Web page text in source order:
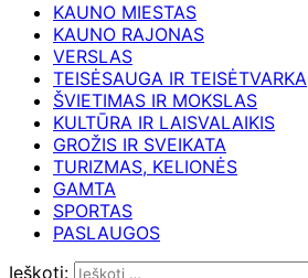
KAUNO MIESTAS
KAUNO RAJONAS
VERSLAS
TEISĖSAUGA IR TEISĖTVARKA
ŠVIETIMAS IR MOKSLAS
KULTŪRA IR LAISVALAIKIS
GROŽIS IR SVEIKATA
TURIZMAS, KELIONĖS
GAMTA
SPORTAS
PASLAUGOS
Ieškoti: